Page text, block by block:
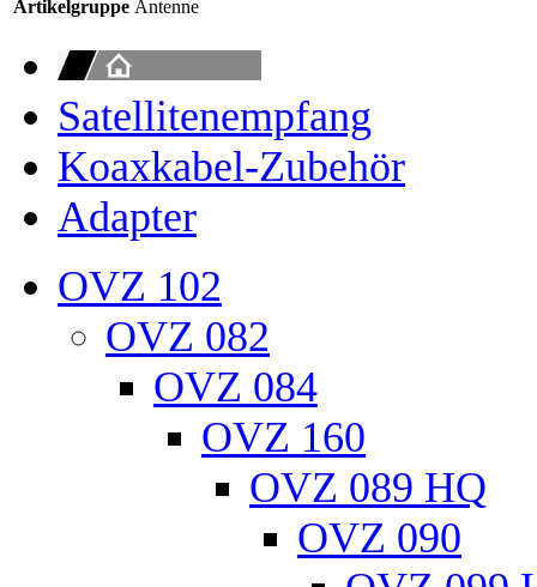
Artikelgruppe Antenne
Satellitenempfang
Koaxkabel-Zubehör
Adapter
OVZ 102
OVZ 082
OVZ 084
OVZ 160
OVZ 089 HQ
OVZ 090